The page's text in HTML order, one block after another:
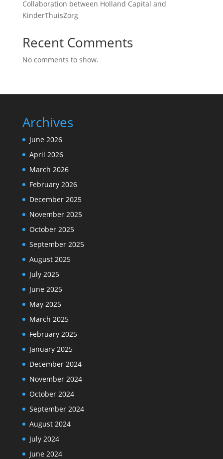
Collaboration between Holland Capital and
KinderThuisZorg
Recent Comments
No comments to show.
Archives
June 2026
April 2026
March 2026
February 2026
December 2025
November 2025
October 2025
September 2025
August 2025
July 2025
June 2025
May 2025
March 2025
February 2025
January 2025
December 2024
November 2024
October 2024
September 2024
August 2024
July 2024
June 2024